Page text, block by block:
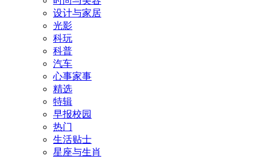
设计与家居
光影
科玩
科普
汽车
心事家事
精选
特辑
早报校园
热门
生活贴士
星座与生肖